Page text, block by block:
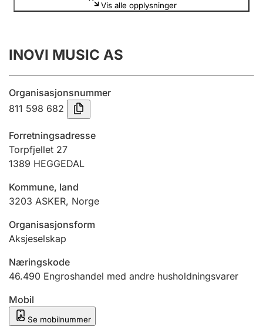
Årsregnskap
Innsending og forsinkelsesgebyr
Tinglysing
Jeger
Ektepaktveileder
Offentlig sektor
Andre tema
Vis alle opplysninger
INOVI MUSIC AS
Organisasjonsnummer
811 598 682
Forretningsadresse
Torpfjellet 27
1389 HEGGEDAL
Kommune, land
3203 ASKER, Norge
Organisasjonsform
Aksjeselskap
Næringskode
46.490 Engroshandel med andre husholdningsvarer
Mobil
Se mobilnummer